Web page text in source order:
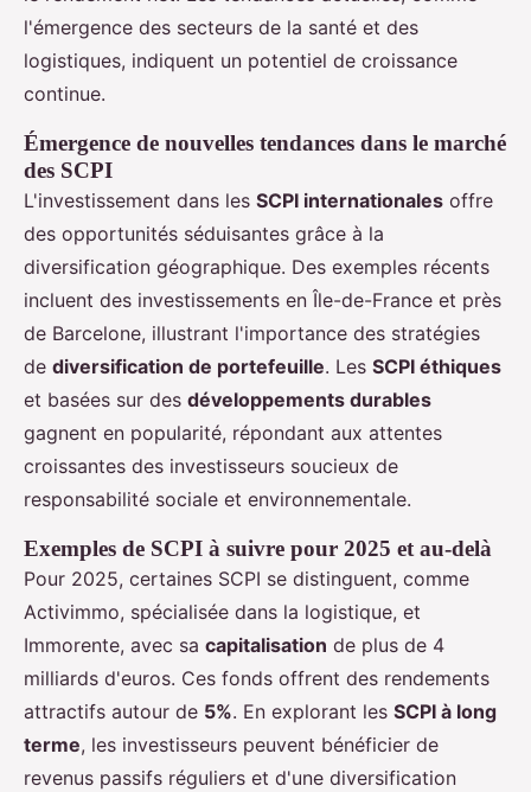
l'émergence des secteurs de la santé et des
logistiques, indiquent un potentiel de croissance
continue.
Émergence de nouvelles tendances dans le marché
des SCPI
L'investissement dans les SCPI internationales offre
des opportunités séduisantes grâce à la
diversification géographique. Des exemples récents
incluent des investissements en Île-de-France et près
de Barcelone, illustrant l'importance des stratégies
de diversification de portefeuille. Les SCPI éthiques
et basées sur des développements durables
gagnent en popularité, répondant aux attentes
croissantes des investisseurs soucieux de
responsabilité sociale et environnementale.
Exemples de SCPI à suivre pour 2025 et au-delà
Pour 2025, certaines SCPI se distinguent, comme
Activimmo, spécialisée dans la logistique, et
Immorente, avec sa capitalisation de plus de 4
milliards d'euros. Ces fonds offrent des rendements
attractifs autour de 5%. En explorant les SCPI à long
terme, les investisseurs peuvent bénéficier de
revenus passifs réguliers et d'une diversification